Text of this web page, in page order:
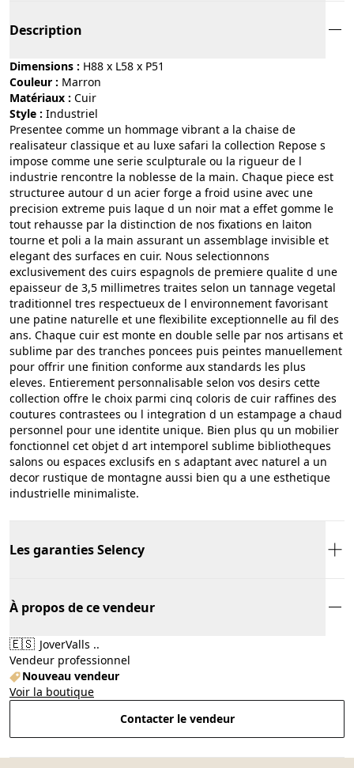
Description
Dimensions : H88 x L58 x P51
Couleur :
marron
Matériaux :
cuir
Style : industriel
Presentee comme un hommage vibrant a la chaise de
realisateur classique et au luxe safari la collection Repose s
impose comme une serie sculpturale ou la rigueur de l
industrie rencontre la noblesse de la main. Chaque piece est
structuree autour d un acier forge a froid usine avec une
precision extreme puis laque d un noir mat a effet gomme le
tout rehausse par la distinction de nos fixations en laiton
tourne et poli a la main assurant un assemblage invisible et
elegant des surfaces en cuir. Nous selectionnons
exclusivement des cuirs espagnols de premiere qualite d une
epaisseur de 3,5 millimetres traites selon un tannage vegetal
traditionnel tres respectueux de l environnement favorisant
une patine naturelle et une flexibilite exceptionnelle au fil des
ans. Chaque cuir est monte en double selle par nos artisans et
sublime par des tranches poncees puis peintes manuellement
pour offrir une finition conforme aux standards les plus
eleves. Entierement personnalisable selon vos desirs cette
collection offre le choix parmi cinq coloris de cuir raffines des
coutures contrastees ou l integration d un estampage a chaud
personnel pour une identite unique. Bien plus qu un mobilier
fonctionnel cet objet d art intemporel sublime bibliotheques
salons ou espaces exclusifs en s adaptant avec naturel a un
decor rustique de montagne aussi bien qu a une esthetique
industrielle minimaliste.
Les garanties Selency
À propos de ce vendeur
🇪🇸 JoverValls ..
Vendeur professionnel
Nouveau vendeur
Voir la boutique
Contacter le vendeur